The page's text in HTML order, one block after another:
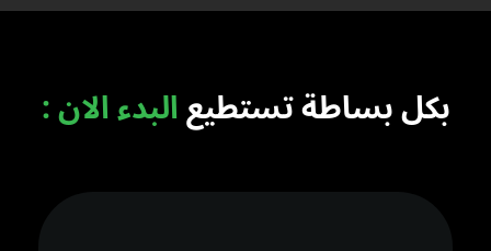
بكل بساطة تستطيعالبدء الان :